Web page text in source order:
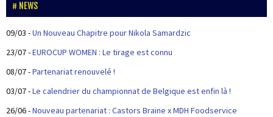
NEWS
09/03 -Un Nouveau Chapitre pour Nikola Samardzic
23/07-EUROCUP WOMEN : Le tirage est connu
08/07-Partenariat renouvelé !
03/07-Le calendrier du championnat de Belgique est enfin là !
26/06-Nouveau partenariat : Castors Braine x MDH Foodservice